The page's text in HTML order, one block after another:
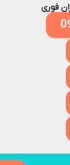
فوری